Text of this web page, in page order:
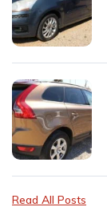
Read All Posts